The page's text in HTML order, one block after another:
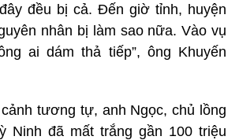
đều bị cả. Đến giờ tỉnh, huyện
nhân bị làm sao nữa. Vào vụ
ai dám thả tiếp”, ông Khuyến
tương tự, anh Ngọc, chủ lồng
Ninh đã mất trắng gần 100 triệu